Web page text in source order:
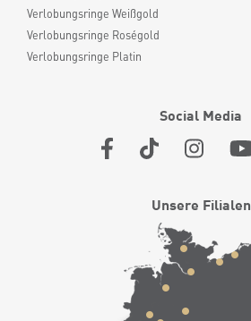
Verlobungsringe Weißgold
Verlobungsringe Roségold
Verlobungsringe Platin
Social Media
Unsere Filialen